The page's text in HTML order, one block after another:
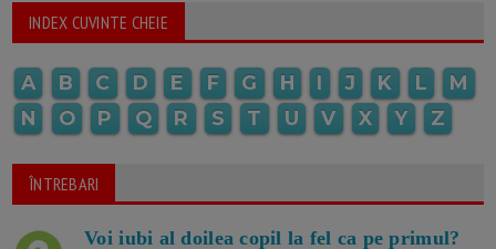
INDEX CUVINTE CHEIE
A B C D E F G H I J K L
M
N
O P Q R S T U V X Y Z
ÎNTREBARI
Voi iubi al doilea copil la fel ca pe primul?